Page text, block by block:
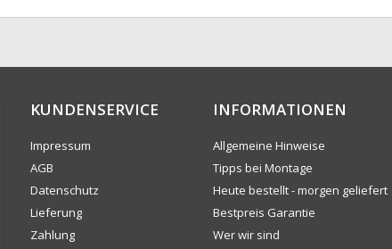
KUNDENSERVICE
Impressum
AGB
Datenschutz
Lieferung
Zahlung
INFORMATIONEN
Allgemeine Hinweise
Tipps bei Montage
Heute bestellt - morgen geliefert
Bestpreis Garantie
Wer wir sind